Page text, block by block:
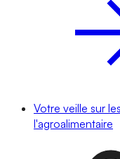
Votre veille sur
l'agroalimentaire